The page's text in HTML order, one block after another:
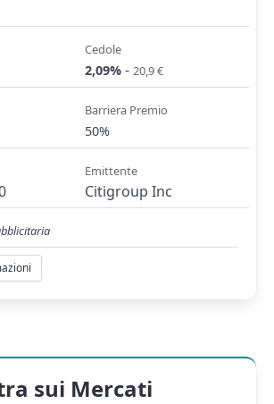
Cedole
2,09% - 20,9 €
Barriera Premio
50%
Emittente
Citigroup Inc
sui Mercati